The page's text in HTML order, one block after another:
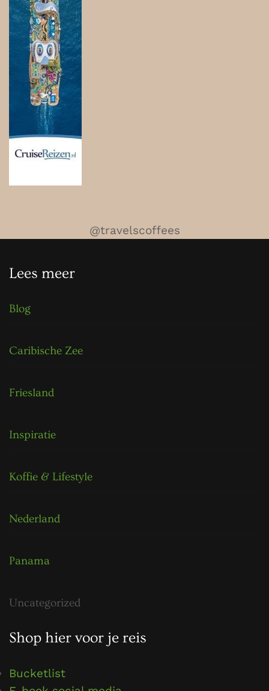
@travelscoffees
Lees meer
Blog
Caribische Zee
Friesland
Inspiratie
Koffie & Lifestyle
Nederland
Panama
Uncategorized
Shop hier voor je reis
Bucketlist